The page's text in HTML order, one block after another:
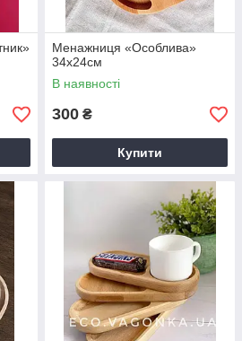
Менажниця «Особлива»
34х24см
В наявності
300 ₴
Купити